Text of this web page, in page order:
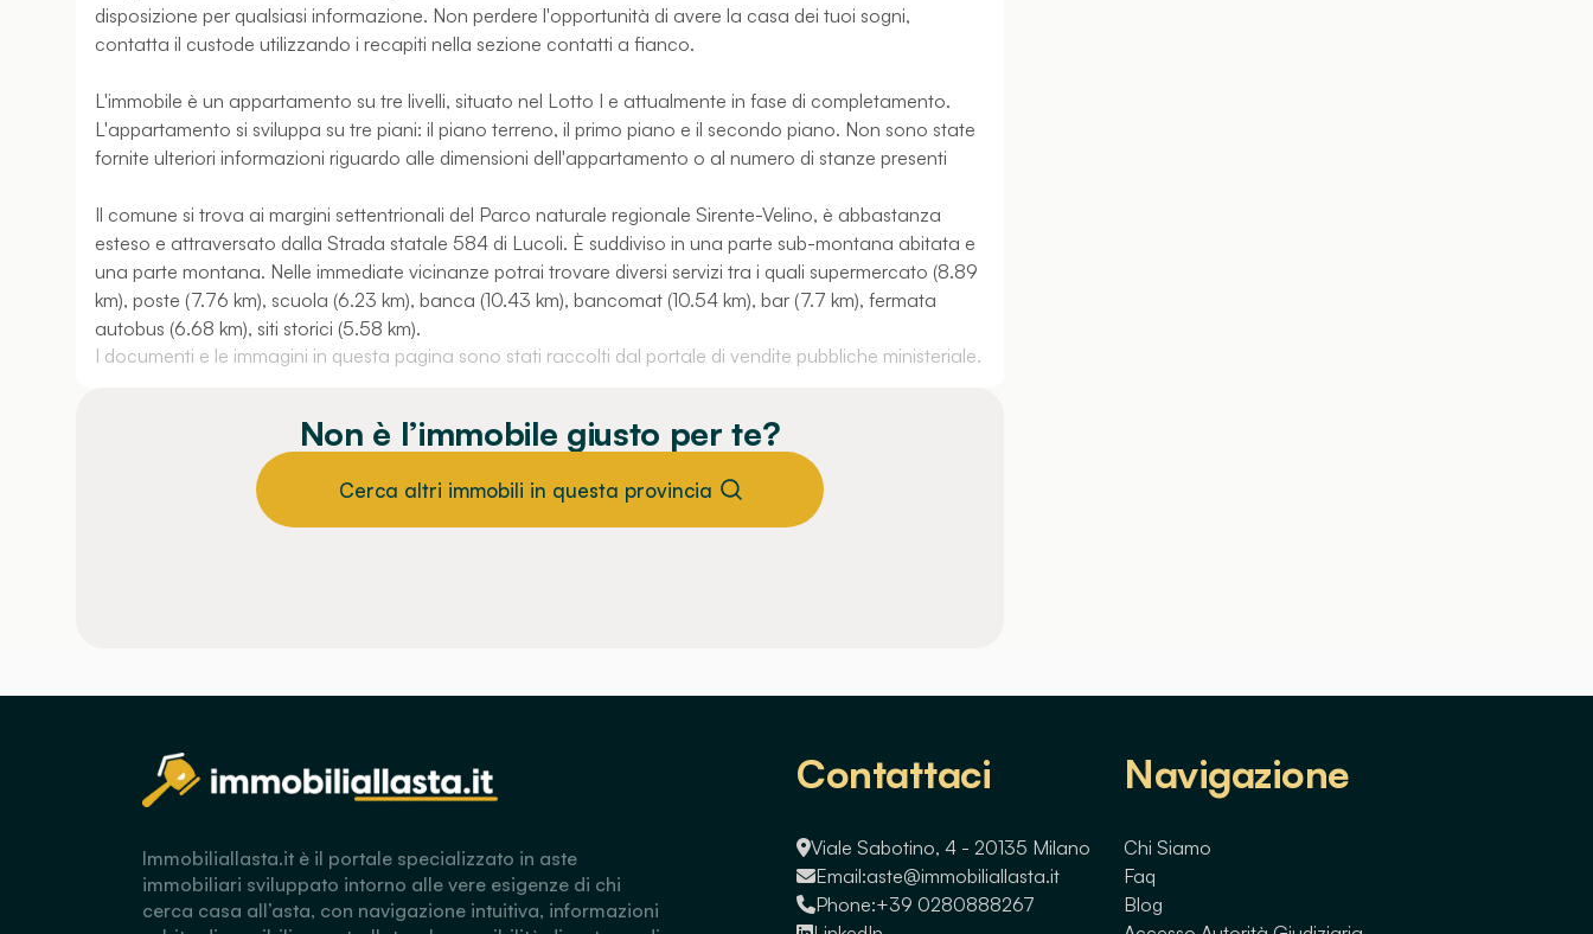
disposizione per qualsiasi informazione. Non perdere l'opportunità di avere la casa dei tuoi sogni,
contatta il custode utilizzando i recapiti nella sezione contatti a fianco.
L'immobile è un appartamento su tre livelli, situato nel Lotto I e attualmente in fase di completamento.
L'appartamento si sviluppa su tre piani: il piano terreno, il primo piano e il secondo piano. Non sono state
fornite ulteriori informazioni riguardo alle dimensioni dell'appartamento o al numero di stanze presenti
Il comune si trova ai margini settentrionali del Parco naturale regionale Sirente-Velino, è abbastanza
esteso e attraversato dalla Strada statale 584 di Lucoli. È suddiviso in una parte sub-montana abitata e
una parte montana. Nelle immediate vicinanze potrai trovare diversi servizi tra i quali supermercato (8.89
km), poste (7.76 km), scuola (6.23 km), banca (10.43 km), bancomat (10.54 km), bar (7.7 km), fermata
autobus (6.68 km), siti storici (5.58 km).
I documenti e le immagini in questa pagina sono stati raccolti dal portale di vendite pubbliche ministeriale.
Non è l’immobile giusto per te?
Cerca altri immobili in questa provincia
Immobiliallasta.it è il portale specializzato in aste
immobiliari sviluppato intorno alle vere esigenze di chi
cerca casa all’asta, con navigazione intuitiva, informazioni
Contattaci
Viale Sabotino, 4 - 20135 Milano
Email:aste@immobiliallasta.it
Phone:+39 0280888267
Navigazione
Chi Siamo
Faq
Blog